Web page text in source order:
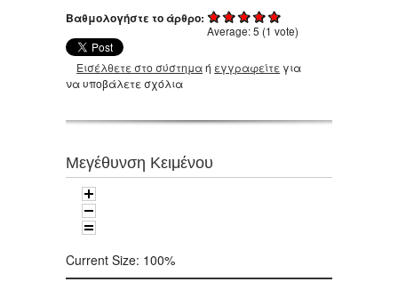
Βαθμολογήστε το άρθρο:
Average:5 (1 vote)
Εισέλθετε στο σύστημαή εγγραφείτε για
να υποβάλετε σχόλια
Μεγέθυνση Κειμένου
Current Size: 100%